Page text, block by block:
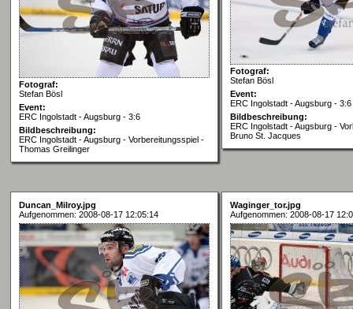
Fotograf:
Stefan Bösl
Event:
ERC Ingolstadt - Augsburg - 3:6
Bildbeschreibung:
ERC Ingolstadt - Augsburg - Vorbereitungsspiel -
Thomas Greilinger
Fotograf:
Stefan Bösl
Event:
ERC Ingolstadt - Augsburg - 3:6
Bildbeschreibung:
ERC Ingolstadt - Augsburg -
Bruno St. Jacques
Duncan_Milroy.jpg
Aufgenommen: 2008-08-17 12:05:14
Waginger_tor.jpg
Aufgenommen: 2008-08-17